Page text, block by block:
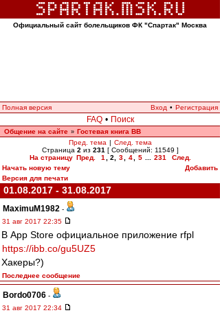
Официальный сайт болельщиков ФК "Спартак" Москва
Полная версия Вход • Регистрация
FAQ • Поиск
Общение на сайте » Гостевая книга ВВ
Пред. тема | След. тема
Страница 2 из 231 [ Сообщений: 11549 ]
На страницу Пред. 1 2 3 4 5 231
След.
Начать новую тему
Добавить
Версия для печати
01.08.2017 - 31.08.2017
MaximuM1982 -
31 авг 2017 22:35
В App Store официальное приложение rfpl
https://ibb.co/gu5UZ5
Хакеры?)
Последнее сообщение
Bordo0706 -
31 авг 2017 22:34